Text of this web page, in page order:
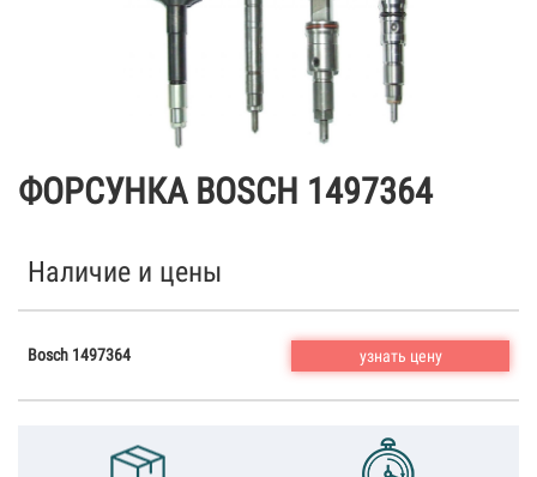
ФОРСУНКА BOSCH 1497364
Наличие и цены
Bosch 1497364 узнать цену